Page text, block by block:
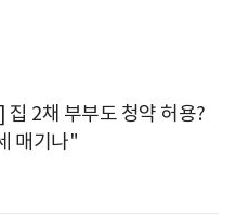
집 2채 부부도 청약 허용?
매기나"